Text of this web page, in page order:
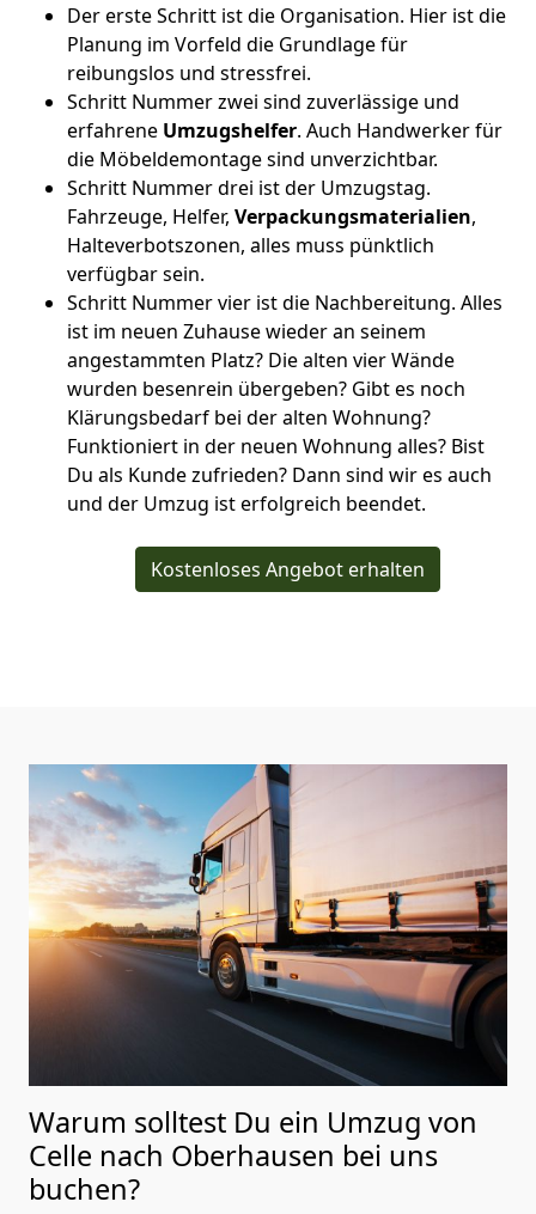
Der erste Schritt ist die Organisation. Hier ist die
Planung im Vorfeld die Grundlage für
reibungslos und stressfrei.
Schritt Nummer zwei sind zuverlässige und
erfahrene Umzugshelfer. Auch Handwerker für
die Möbeldemontage sind unverzichtbar.
Schritt Nummer drei ist der Umzugstag.
Fahrzeuge, Helfer, Verpackungsmaterialien,
Halteverbotszonen, alles muss pünktlich
verfügbar sein.
Schritt Nummer vier ist die Nachbereitung. Alles
ist im neuen Zuhause wieder an seinem
angestammten Platz? Die alten vier Wände
wurden besenrein übergeben? Gibt es noch
Klärungsbedarf bei der alten Wohnung?
Funktioniert in der neuen Wohnung alles? Bist
Du als Kunde zufrieden? Dann sind wir es auch
und der Umzug ist erfolgreich beendet.
Kostenloses Angebot erhalten
Warum solltest Du ein Umzug von
Celle nach Oberhausen bei uns
buchen?